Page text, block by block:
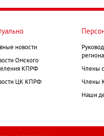
новости
Омского
КПРФ
ЦК КПРФ
Члены
Члены
Наши